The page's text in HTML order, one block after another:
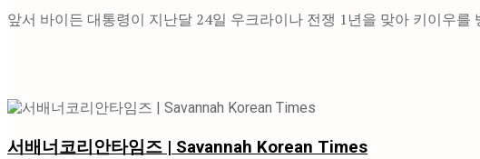
앞서 바이든 대통령이 지난달 24일 우크라이나 전쟁 1년을 맞아 키이우
서배너코리안타임즈 | Savannah Korean Times